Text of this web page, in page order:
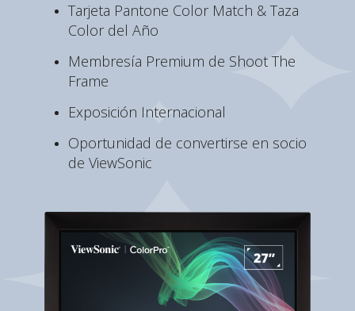
Tarjeta Pantone Color Match & Taza
Color del Año
Membresía Premium de Shoot The
Frame
Exposición Internacional
Oportunidad de convertirse en socio
de ViewSonic